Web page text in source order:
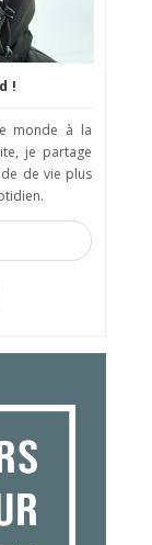
!
monde à la
je partage
de vie plus